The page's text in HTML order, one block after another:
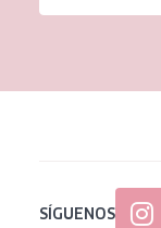
Edad: de 35 a 55
SÍGUENOS